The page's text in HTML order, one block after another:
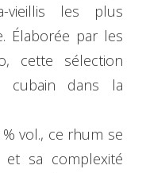
vieillis les plus
Élaborée par les
cette sélection
cubain dans la
vol., ce rhum se
sa complexité